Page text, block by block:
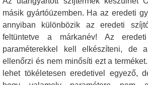
másik gyártóüzemben. Ha az eredeti
annyiban különbözik az eredeti
feltüntetve a márkanév! Az
paraméterekkel kell elkészíteni, de
ellenőrzi és nem minősíti ezt a
lehet tökéletesen eredetivel egyező,